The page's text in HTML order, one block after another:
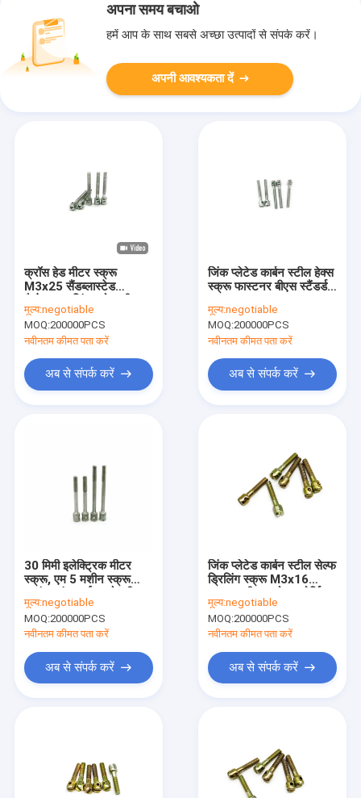
हमारे बारे में
अपना समय बचाओ
हमें आप के साथ सबसे अच्छा उत्पादों से संपर्क करें।
अपनी आवश्यकता दें
क्रॉस हेड मीटर स्क्रू
M3x25 सैंडब्लास्टेड
सील स्क्रू
मूल्य:negotiable
MOQ:200000PCS
नवीनतम कीमत पता करें
अब से संपर्क करें
जिंक प्लेटेड कार्बन स्टील हेक्स
स्क्रू फास्टनर बीएस स्टैंडर्ड
मूल्य:negotiable
MOQ:200000PCS
नवीनतम कीमत पता करें
अब से संपर्क करें
30 मिमी इलेक्ट्रिक मीटर
स्क्रू, एम 5 मशीन स्क्रू
मूल्य:negotiable
MOQ:200000PCS
नवीनतम कीमत पता करें
अब से संपर्क करें
जिंक प्लेटेड कार्बन स्टील सेल्फ
ड्रिलिंग स्क्रू M3x16
मूल्य:negotiable
MOQ:200000PCS
नवीनतम कीमत पता करें
अब से संपर्क करें